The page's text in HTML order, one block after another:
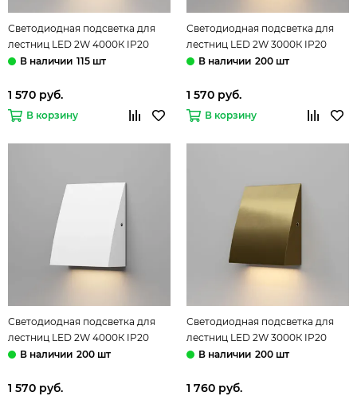
Светодиодная подсветка для
лестниц LED 2W 4000К IP20
40159/LED чёрный Wally
115 шт
1 570 руб.
В корзину
Светодиодная подсветка для
лестниц LED 2W 3000К IP20
40159/LED белый Wally
200 шт
1 570 руб.
В корзину
Светодиодная подсветка для
лестниц LED 2W 4000К IP20
40159/LED белый Wally
200 шт
1 570 руб.
Светодиодная подсветка для
лестниц LED 2W 3000К IP20
40159/LED латунь Wally
200 шт
1 760 руб.